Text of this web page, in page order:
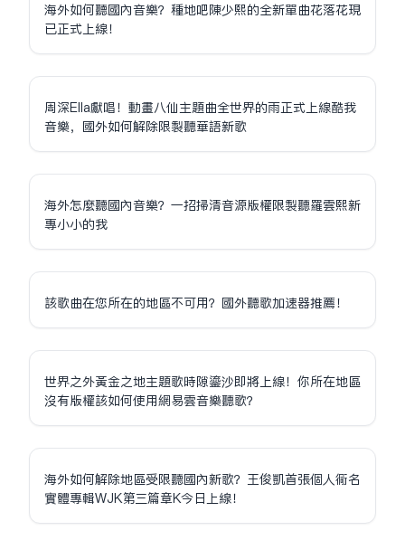
海外如何聽國內音樂？種地吧陳少熙的全新單曲花落花現
已正式上線！
周深Ella獻唱！動畫八仙主題曲全世界的雨正式上線酷我
音樂，國外如何解除限制聽華語新歌
海外怎麼聽國內音樂？一招掃清音源版權限制聽羅雲熙新
專小小的我
該歌曲在您所在的地區不可用？國外聽歌加速器推薦！
世界之外黃金之地主題歌時隙鎏沙即將上線！你所在地區
沒有版權該如何使用網易雲音樂聽歌？
海外如何解除地區受限聽國內新歌？王俊凱首張個人同名
實體專輯WJK第三篇章K今日上線！